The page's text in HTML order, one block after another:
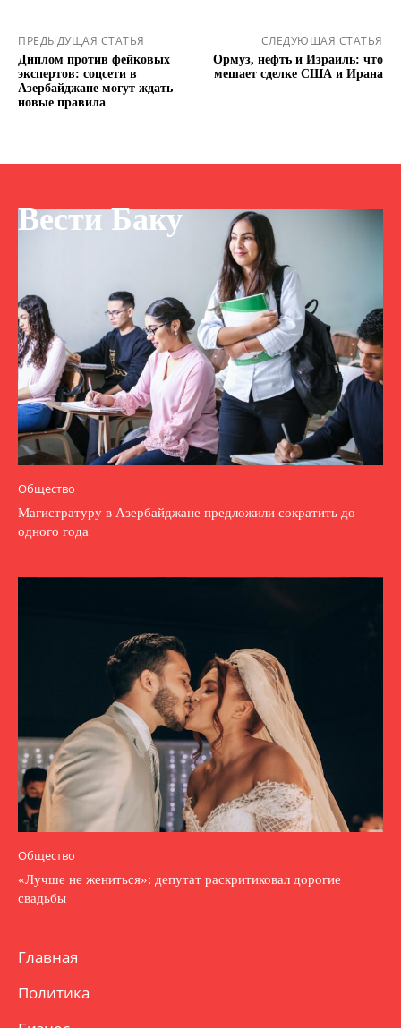
ПРЕДЫДУЩАЯ СТАТЬЯ
Диплом против фейковых
экспертов: соцсети в
Азербайджане могут ждать
новые правила
СЛЕДУЮЩАЯ СТАТЬЯ
Ормуз, нефть и Израиль: что
мешает сделке США и Ирана
Вести Баку
Общество
Магистратуру в Азербайджане предложили сократить до
одного года
Общество
«Лучше не жениться»: депутат раскритиковал дорогие
свадьбы
Главная
Политика